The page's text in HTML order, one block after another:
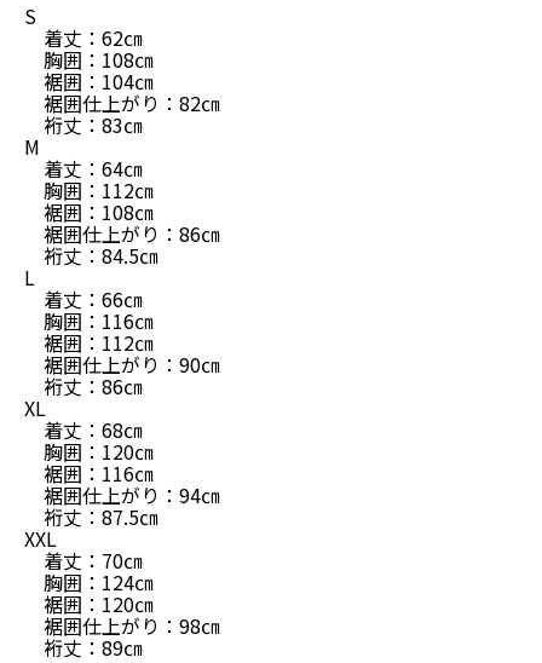
S
着丈：62㎝
胸囲：108㎝
裾囲：104㎝
裾囲仕上がり：82㎝
裄丈：83㎝
M
着丈：64㎝
胸囲：112㎝
裾囲：108㎝
裾囲仕上がり：86㎝
裄丈：84.5㎝
L
着丈：66㎝
胸囲：116㎝
裾囲：112㎝
裾囲仕上がり：90㎝
裄丈：86㎝
XL
着丈：68㎝
胸囲：120㎝
裾囲：116㎝
裾囲仕上がり：94㎝
裄丈：87.5㎝
XXL
着丈：70㎝
胸囲：124㎝
裾囲：120㎝
裾囲仕上がり：98㎝
裄丈：89㎝